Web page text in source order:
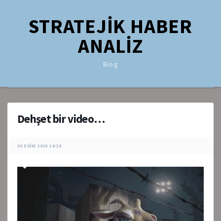
STRATEJİK HABER
ANALİZ
Blog
Dehşet bir video…
30 EKIM 2016 14:28